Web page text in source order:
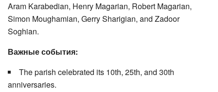
Aram Karabedian, Henry Magarian, Robert Magarian,
Simon Moughamian, Gerry Sharigian, and Zadoor
Soghian.
Важные события:
The parish celebrated its 10th, 25th, and 30th
anniversaries.